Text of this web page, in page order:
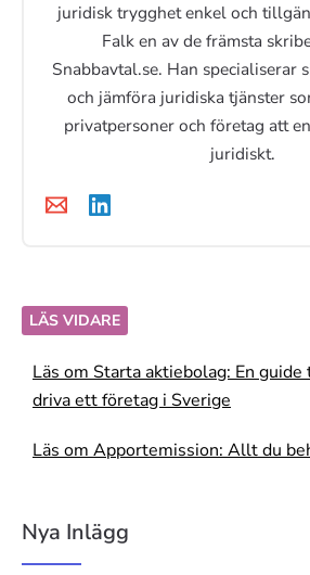
juridisk trygghet enkel och
Falk en av de främsta
Snabbavtal.se. Han specialiserar
och jämföra juridiska tjänster
privatpersoner och företag att
juridiskt.
LÄS VIDARE
Läs om Starta aktiebolag: En
driva ett företag i Sverige
Läs om Apportemission: Allt du
Nya Inlägg